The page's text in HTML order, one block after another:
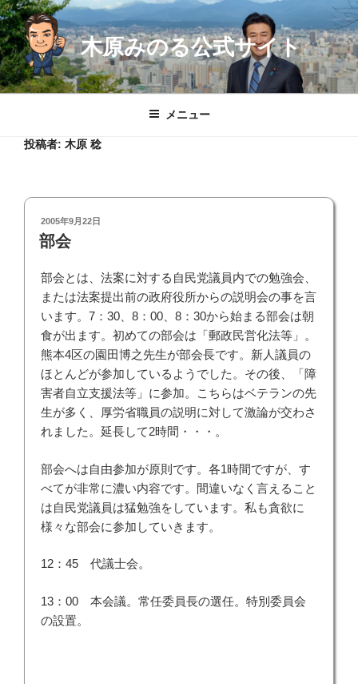
コ
ン
テ
ン
ツ
木原みのる公式サイト
メニュー
投稿者: 木原 稔
投
稿
日:
2005年9月22日
部会
部会とは、法案に対する自民党議員内での勉強会、
または法案提出前の政府役所からの説明会の事を言
います。7：30、8：00、8：30から始まる部会は朝
食が出ます。初めての部会は「郵政民営化法等」。
熊本4区の園田博之先生が部会長です。新人議員の
ほとんどが参加しているようでした。その後、「障
害者自立支援法等」に参加。こちらはベテランの先
生が多く、厚労省職員の説明に対して激論が交わさ
れました。延長して2時間・・・。
部会へは自由参加が原則です。各1時間ですが、す
べてが非常に濃い内容です。間違いなく言えること
は自民党議員は猛勉強をしています。私も貪欲に
様々な部会に参加していきます。
12：45 代議士会。
13：00 本会議。常任委員長の選任。特別委員会
の設置。